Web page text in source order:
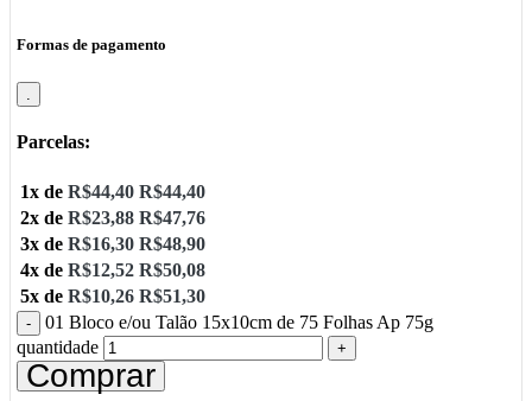
Formas de pagamento
Parcelas:
1x de R$44,40 R$44,40
2x de R$23,88 R$47,76
3x de R$16,30 R$48,90
4x de R$12,52 R$50,08
5x de R$10,26 R$51,30
01 Bloco e/ou Talão 15x10cm de 75 Folhas Ap 75g
quantidade
Comprar